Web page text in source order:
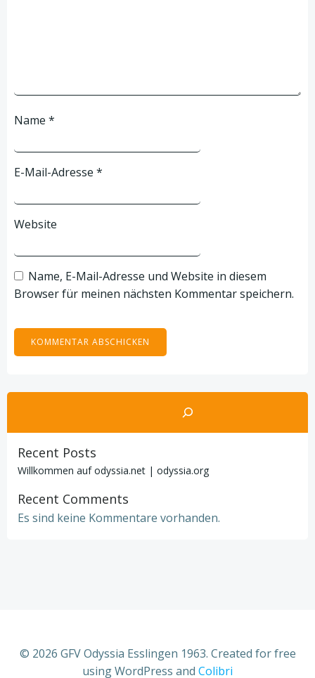
Name *
E-Mail-Adresse *
Website
Name, E-Mail-Adresse und Website in diesem
Browser für meinen nächsten Kommentar speichern.
Suchen
Recent Posts
Willkommen auf odyssia.net | odyssia.org
Recent Comments
Es sind keine Kommentare vorhanden.
© 2026 GFV Odyssia Esslingen 1963. Created for free
using WordPress and Colibri